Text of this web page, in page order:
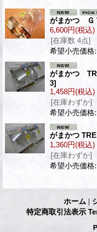
がまかつ Ｇ
6,600円(税込)
[在庫数 4点]
希望小売価格:
がまかつ
3]
1,458円(税込)
[在庫わずか]
希望小売価格:
がまかつ
1,360円(税込)
[在庫わずか]
希望小売価格:
ホーム |
特定商取引法表示